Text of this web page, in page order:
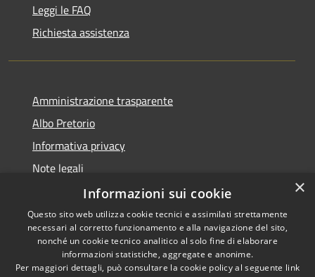
Leggi le FAQ
Richiesta assistenza
Amministrazione trasparente
Albo Pretorio
Informativa privacy
Note legali
Dichiarazione di accessibilità
RSS
Copyright © 2026 • Comune di
×
Informazioni sui cookie
Questo sito web utilizza cookie tecnici e assimilati strettamente
necessari al corretto funzionamento e alla navigazione del sito,
nonché un cookie tecnico analitico al solo fine di elaborare
informazioni statistiche, aggregate e anonime.
Per maggiori dettagli, può consultare la cookie policy al seguente link